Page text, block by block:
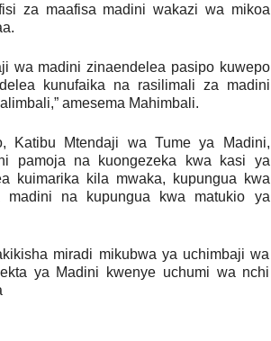
za maafisa madini wakazi wa mikoa
wa madini zinaendelea pasipo kuwepo
kunufaika na rasilimali za madini
amesema Mahimbali.
Katibu Mtendaji wa Tume ya Madini,
pamoja na kuongezeka kwa kasi ya
kuimarika kila mwaka, kupungua kwa
madini na kupungua kwa matukio ya
miradi mikubwa ya uchimbaji wa
ya Madini kwenye uchumi wa nchi